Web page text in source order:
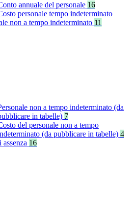
annuale del personale 16
personale tempo indeterminato
non a tempo indeterminato 11
non a tempo indeterminato (da
in tabelle) 7
del personale non a tempo
(da pubblicare in tabelle) 4
assenza 16